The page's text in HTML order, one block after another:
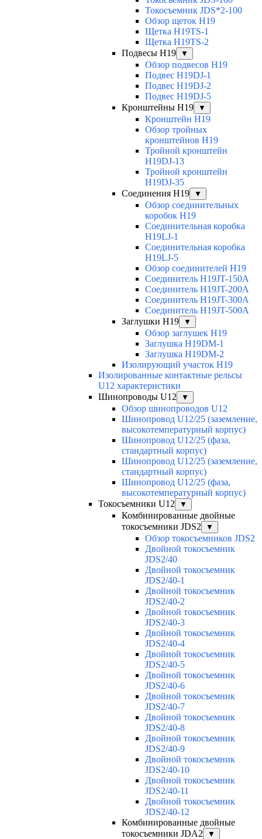
Токосъемник JDS*2-100
Обзор щеток H19
Щетка H19TS-1
Щетка H19TS-2
Подвесы H19
▼
Обзор подвесов H19
Подвес H19DJ-1
Подвес H19DJ-2
Подвес H19DJ-5
Кронштейны H19
▼
Кронштейн H19
Обзор тройных
кронштейнов H19
Тройной кронштейн
H19DJ-13
Тройной кронштейн
H19DJ-35
Соединения H19
▼
Обзор соединительных
коробок H19
Соединительная коробка
H19LJ-1
Соединительная коробка
H19LJ-5
Обзор соединителей H19
Соединитель H19JT-150A
Соединитель H19JT-200A
Соединитель H19JT-300A
Соединитель H19JT-500A
Заглушки H19
▼
Обзор заглушек H19
Заглушка H19DM-1
Заглушка H19DM-2
Изолирующий участок H19
Изолированные контактные рельсы
U12 характеристики
Шинопроводы U12
▼
Обзор шинопроводов U12
Шинопровод U12/25 (заземление,
высокотемпературный корпус)
Шинопровод U12/25 (фаза,
стандартный корпус)
Шинопровод U12/25 (заземление,
стандартный корпус)
Шинопровод U12/25 (фаза,
высокотемпературный корпус)
Токосъемники U12
▼
Комбинированные двойные
токосъемники JDS2
▼
Обзор токосъемников JDS2
Двойной токосъемник
JDS2/40
Двойной токосъемник
JDS2/40-1
Двойной токосъемник
JDS2/40-2
Двойной токосъемник
JDS2/40-3
Двойной токосъемник
JDS2/40-4
Двойной токосъемник
JDS2/40-5
Двойной токосъемник
JDS2/40-6
Двойной токосъемник
JDS2/40-7
Двойной токосъемник
JDS2/40-8
Двойной токосъемник
JDS2/40-9
Двойной токосъемник
JDS2/40-10
Двойной токосъемник
JDS2/40-11
Двойной токосъемник
JDS2/40-12
Комбинированные двойные
токосъемники JDA2
▼